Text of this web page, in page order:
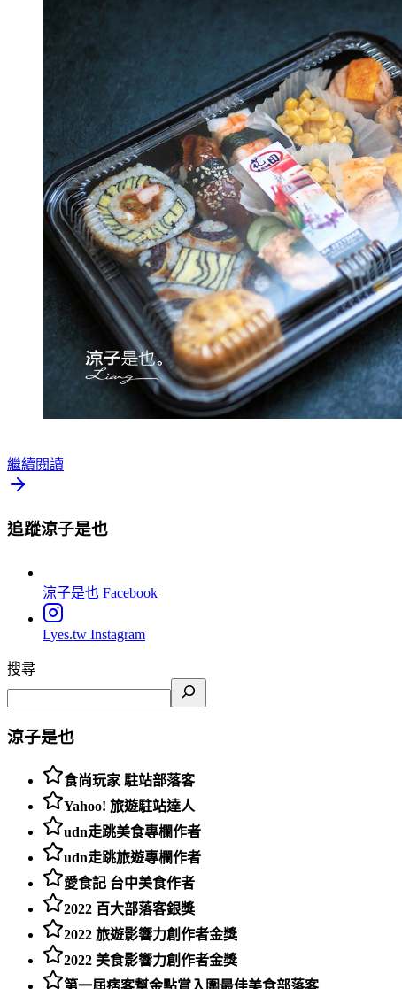
繼續閱讀
追蹤涼子是也
涼子是也 Facebook
Lyes.tw Instagram
搜尋
涼子是也
食尚玩家 駐站部落客
Yahoo! 旅遊駐站達人
udn走跳美食專欄作者
udn走跳旅遊專欄作者
愛食記 台中美食作者
2022 百大部落客銀獎
2022 旅遊影響力創作者金獎
2022 美食影響力創作者金獎